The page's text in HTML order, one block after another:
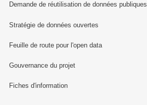
Demande de réutilisation de données publiques
Stratégie de données ouvertes
Feuille de route pour l'open data
Gouvernance du projet
Fiches d'information